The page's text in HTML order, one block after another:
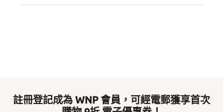
註冊登記成為 WNP 會員，可經電郵獲享首次